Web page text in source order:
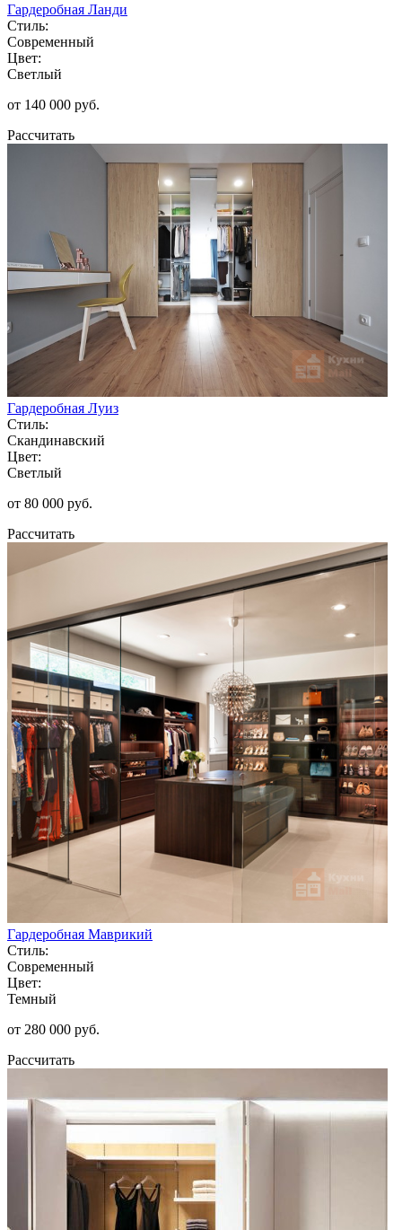
Гардеробная Ланди
Стиль:
Современный
Цвет:
Светлый
от 140 000 руб.
Рассчитать
Гардеробная Луиз
Стиль:
Скандинавский
Цвет:
Светлый
от 80 000 руб.
Рассчитать
Гардеробная Маврикий
Стиль:
Современный
Цвет:
Темный
от 280 000 руб.
Рассчитать